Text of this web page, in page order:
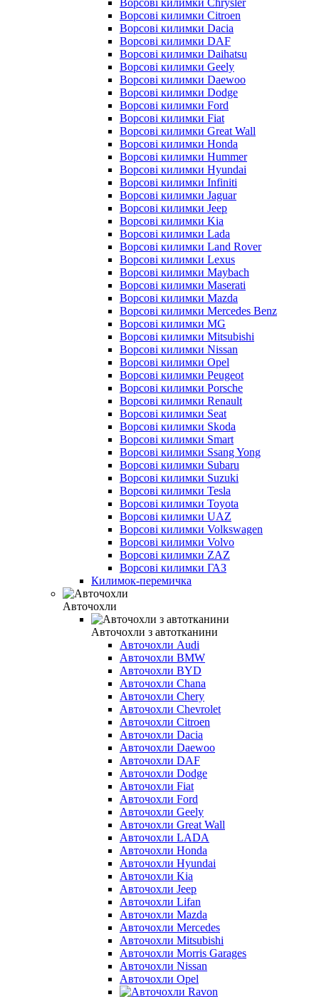
Ворсові килимки Citroen
Ворсові килимки Dacia
Ворсові килимки DAF
Ворсові килимки Daihatsu
Ворсові килимки Geely
Ворсові килимки Daewoo
Ворсові килимки Dodge
Ворсові килимки Ford
Ворсові килимки Fiat
Ворсові килимки Great Wall
Ворсові килимки Honda
Ворсові килимки Hummer
Ворсові килимки Hyundai
Ворсові килимки Infiniti
Ворсові килимки Jaguar
Ворсові килимки Jeep
Ворсові килимки Kia
Ворсові килимки Lada
Ворсові килимки Land Rover
Ворсові килимки Lexus
Ворсові килимки Maybach
Ворсові килимки Maserati
Ворсові килимки Mazda
Ворсові килимки Mercedes Benz
Ворсові килимки MG
Ворсові килимки Mitsubishi
Ворсові килимки Nissan
Ворсові килимки Opel
Ворсові килимки Peugeot
Ворсові килимки Porsche
Ворсові килимки Renault
Ворсові килимки Seat
Ворсові килимки Skoda
Ворсові килимки Smart
Ворсові килимки Ssang Yong
Ворсові килимки Subaru
Ворсові килимки Suzuki
Ворсові килимки Tesla
Ворсові килимки Toyota
Ворсові килимки UAZ
Ворсові килимки Volkswagen
Ворсові килимки Volvo
Ворсові килимки ZAZ
Ворсові килимки ГАЗ
Килимок-перемичка
Авточохли
Авточохли з автотканини
Авточохли Audi
Авточохли BMW
Авточохли BYD
Авточохли Chana
Авточохли Chery
Авточохли Chevrolet
Авточохли Citroen
Авточохли Dacia
Авточохли Daewoo
Авточохли DAF
Авточохли Dodge
Авточохли Fiat
Авточохли Ford
Авточохли Geely
Авточохли Great Wall
Авточохли LADA
Авточохли Honda
Авточохли Hyundai
Авточохли Kia
Авточохли Jeep
Авточохли Lifan
Авточохли Mazda
Авточохли Mercedes
Авточохли Mitsubishi
Авточохли Morris Garages
Авточохли Nissan
Авточохли Opel